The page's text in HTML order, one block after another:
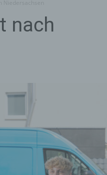
nach